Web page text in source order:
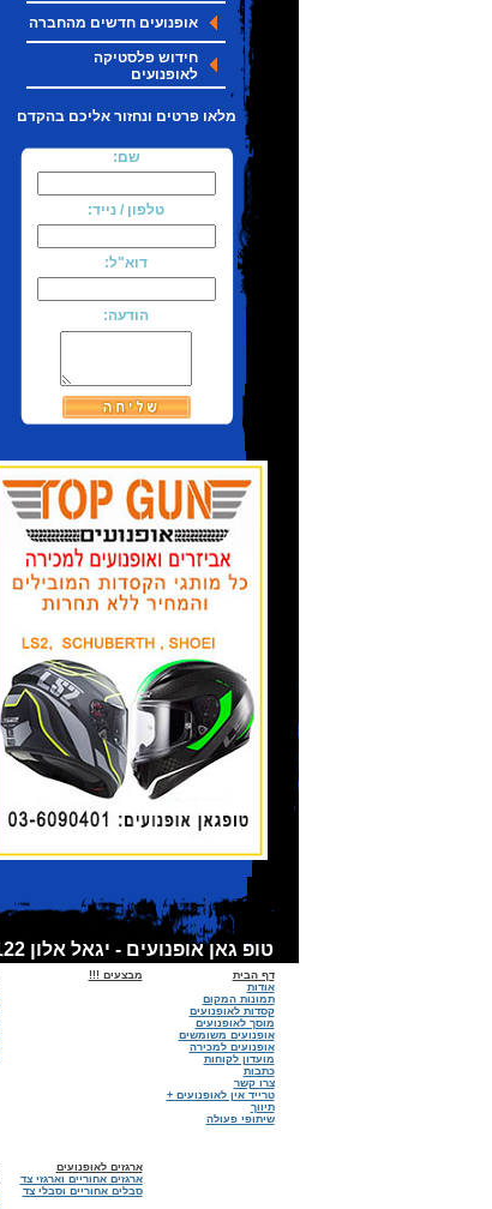
אופנועים חדשים מהחברה
חידוש פלסטיקה
לאופנועים
מלאו פרטים ונחזור אליכם בהקדם
שם:
טלפון / נייד:
דוא"ל:
הודעה:
טופ גאן אופנועים - יגאל אלון 122 ת''א - אופנועים למכירה, קסדות לאופנועים, אביזרים לאופנועים - מכירות:6090401 - 03 מוסך :03-6918674
דף הבית
אודות
תמונות המקום
קסדות לאופנועים
מוסך לאופנועים
אופנועים משומשים
אופנועים למכירה
מועדון לקוחות
כתבות
צרו קשר
טרייד אין לאופנועים +
תיווך
שיתופי פעולה
מבצעים !!!
ארגזים לאופנועים
ארגזים אחוריים וארגזי צד
סבלים אחוריים וסבלי צד